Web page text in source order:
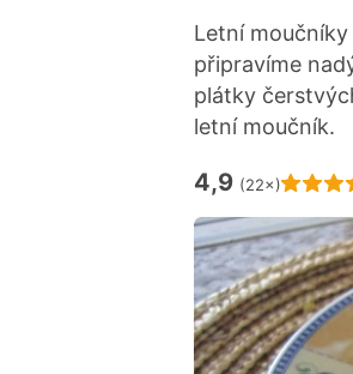
Letní
připravíme
plátky
letní moučník.
Hodnocení receptu
4,9 (22×)